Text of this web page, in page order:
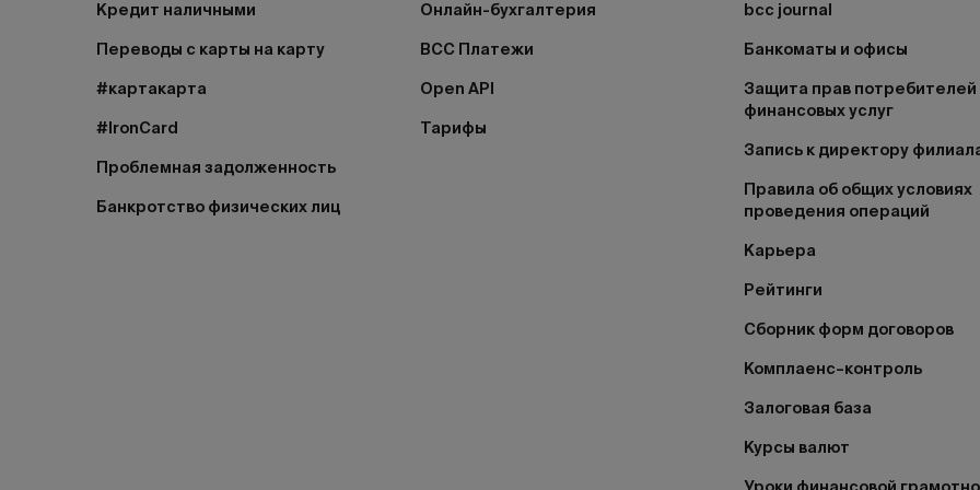
Кредит наличными
Переводы с карты на карту
#картакарта
#IronCard
Проблемная задолженность
Банкротство физических лиц
Онлайн-бухгалтерия
BCC Платежи
Open API
Тарифы
bcc journal
Банкоматы и офисы
Защита прав потребителей
финансовых услуг
Запись к директору
Правила об общих условиях
проведения операций
Карьера
Рейтинги
Сборник форм договоров
Комплаенс–контроль
Залоговая база
Курсы валют